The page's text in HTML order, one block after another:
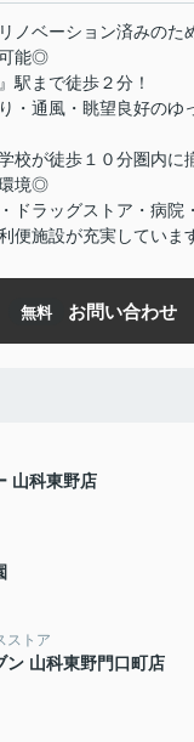
ノベーション済みの
能◎
駅まで徒歩２分！
・通風・眺望良好のゆ
校が徒歩１０分圏内に
環境◎
ドラッグストア・病院
便施設が充実していま
無料 お問い合わせ
山科東野店
ストア
ン 山科東野門口町店